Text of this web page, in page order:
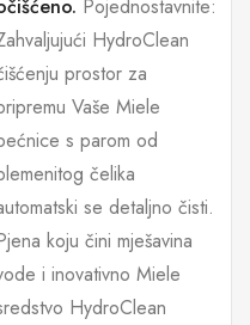
Pojednostavnite:
HydroClean
prostor za
Vaše Miele
s parom od
čelika
se detaljno čisti.
koju čini mješavina
i inovativno Miele
HydroClean